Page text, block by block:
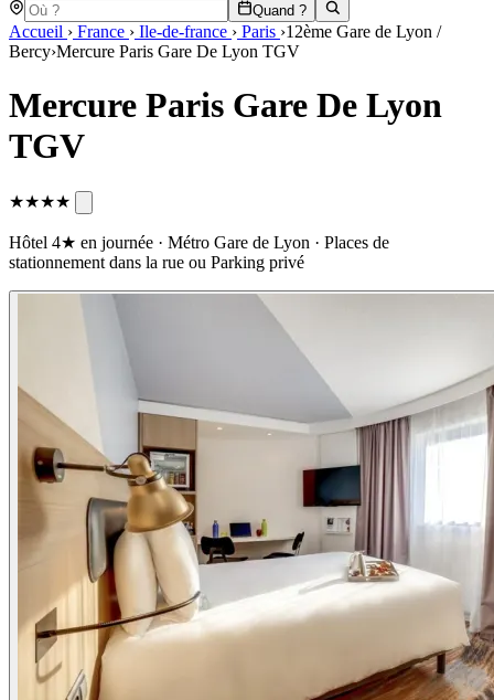
Quand ?
Accueil › France › Ile-de-france › Paris ›12ème Gare de Lyon /
Bercy›Mercure Paris Gare De Lyon TGV
Mercure Paris Gare De Lyon
TGV
★★★★
Hôtel 4★ en journée · Métro Gare de Lyon · Places de
stationnement dans la rue ou Parking privé